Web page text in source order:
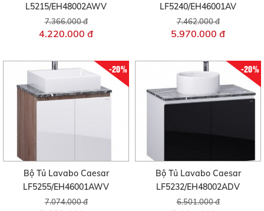
L5215/EH48002AWV
7.366.000 đ
4.220.000 đ
LF5240/EH46001AV
7.462.000 đ
5.970.000 đ
-20%
Bộ Tủ Lavabo Caesar
LF5255/EH46001AWV
7.074.000 đ
-20%
Bộ Tủ Lavabo Caesar
LF5232/EH48002ADV
6.501.000 đ